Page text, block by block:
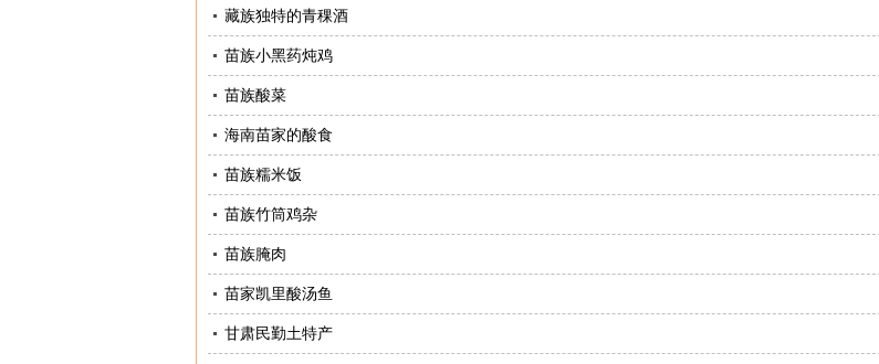
藏族独特的青稞酒
苗族小黑药炖鸡
苗族酸菜
海南苗家的酸食
苗族糯米饭
苗族竹筒鸡杂
苗族腌肉
苗家凯里酸汤鱼
甘肃民勤土特产